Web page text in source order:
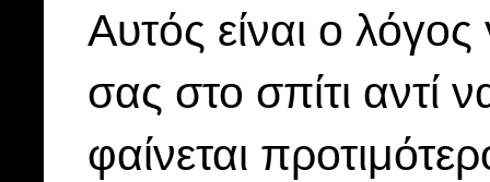
Αυτός είναι ο
σας στο σπίτι αντί
φαίνεται